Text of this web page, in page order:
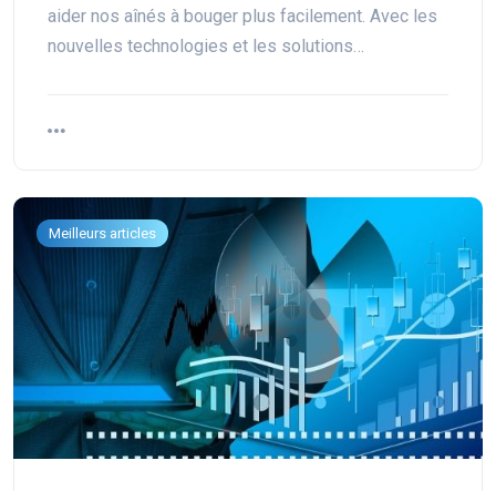
aider nos aînés à bouger plus facilement. Avec les
nouvelles technologies et les solutions…
Meilleurs articles